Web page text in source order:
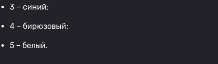
3 – синий;
4 – бирюзовый;
5 – белый.